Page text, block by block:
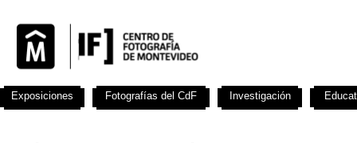
Exposiciones Fotografías del CdF Investigación